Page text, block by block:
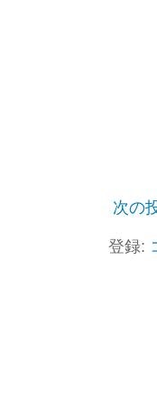
次の
登録: